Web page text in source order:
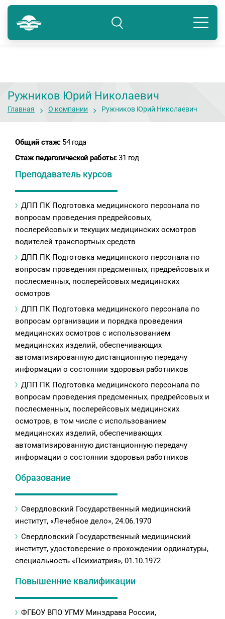
Тюмень
Подразделение: Тюмень
8 800 250-41-22
Ружников Юрий Николаевич
Главная О компании Ружников Юрий Николаевич
Общий стаж:54 года
Стаж педагогической работы:31 год
Преподаватель курсов
ДПП ПК Подготовка медицинского персонала по
вопросам проведения предрейсовых,
послерейсовых и текущих медицинских осмотров
водителей транспортных средств
ДПП ПК Подготовка медицинского персонала по
вопросам проведения предсменных, предрейсовых и
послесменных, послерейсовых медицинских
осмотров
ДПП ПК Подготовка медицинского персонала по
вопросам организации и порядка проведения
медицинских осмотров с использованием
медицинских изделий, обеспечивающих
автоматизированную дистанционную передачу
информации о состоянии здоровья работников
ДПП ПК Подготовка медицинского персонала по
вопросам проведения предсменных, предрейсовых и
послесменных, послерейсовых медицинских
осмотров, в том числе с использованием
медицинских изделий, обеспечивающих
автоматизированную дистанционную передачу
информации о состоянии здоровья работников
Образование
Свердловский Государственный медицинский
институт, «Лечебное дело», 24.06.1970
Свердловский Государственный медицинский
институт, удостоверение о прохождении ординатуры,
специальность «Психиатрия», 01.10.1972
Повышенние квалификации
ФГБОУ ВПО УГМУ Минздрава России,